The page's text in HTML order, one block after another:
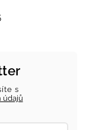
s
údajů